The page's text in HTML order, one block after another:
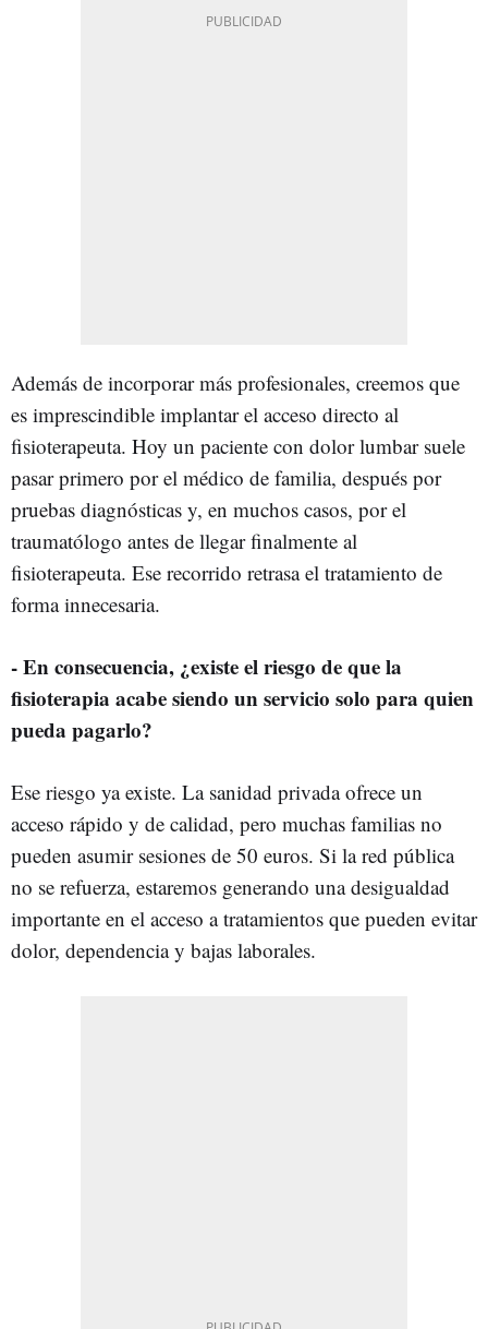
Además de incorporar más profesionales, creemos que
es imprescindible implantar el acceso directo al
fisioterapeuta. Hoy un paciente con dolor lumbar suele
pasar primero por el médico de familia, después por
pruebas diagnósticas y, en muchos casos, por el
traumatólogo antes de llegar finalmente al
fisioterapeuta. Ese recorrido retrasa el tratamiento de
forma innecesaria.
- En consecuencia, ¿existe el riesgo de que la
fisioterapia acabe siendo un servicio solo para quien
pueda pagarlo?
Ese riesgo ya existe. La sanidad privada ofrece un
acceso rápido y de calidad, pero muchas familias no
pueden asumir sesiones de 50 euros. Si la red pública
no se refuerza, estaremos generando una desigualdad
importante en el acceso a tratamientos que pueden evitar
dolor, dependencia y bajas laborales.